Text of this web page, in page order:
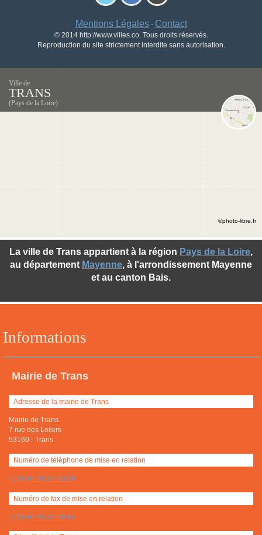
Mentions Légales- Contact
© 2014 http://www.villes.co. Tous droits réservés.
Reproduction du site strictement interdite sans autorisation.
Ville de
TRANS
(Pays de la Loire)
Informations
Mairie de Trans
Adresse de la mairie de Trans
Mairie de Trans
7 rue des Loisirs
53160 - Trans
Numéro de téléphone de mise en relation
+(33) 02 43 37 93 34
Numéro de fax de mise en relation
+(33) 02 43 37 06 59
La ville de Trans appartient à la région Pays de la Loire,
au département Mayenne, à l'arrondissement Mayenne
et au canton Bais.
©photo-libre.fr